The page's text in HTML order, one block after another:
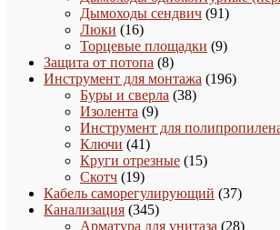
Дымоходы сендвич 9191
Люки 1616
товаров
Торцевые площадки 99
Защита от потопа 88
товаров
Инструмент для монтажа 196196
Буры и сверла 3838
Изолента 99
товаров
Инструмент для
Ключи 4141
товар
Круги отрезные 1515
Скотч 1919
товаров
Кабель саморегулирующий 3737
Канализация 345345
товаров
Арматура для унитаза 2828